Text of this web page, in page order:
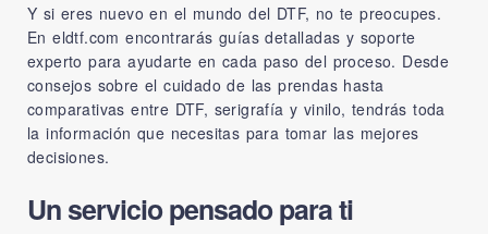
Y si eres nuevo en el mundo del DTF, no te preocupes.
En eldtf.com encontrarás guías detalladas y soporte
experto para ayudarte en cada paso del proceso. Desde
consejos sobre el cuidado de las prendas hasta
comparativas entre DTF, serigrafía y vinilo, tendrás toda
la información que necesitas para tomar las mejores
decisiones.
Un servicio pensado para ti